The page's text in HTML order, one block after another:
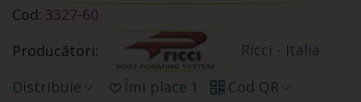
Cod: 3327-60
Producători:
Ricci - Italia
Distribuie
Îmi place 1
Cod QR